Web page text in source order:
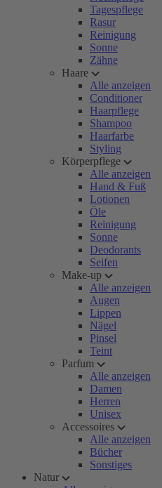
Tagespflege
Rasur
Reinigung
Sonne
Zähne
Haare
Alle anzeigen
Conditioner
Haarpflege
Shampoo
Haarfarbe
Styling
Körperpflege
Alle anzeigen
Hand & Fuß
Lotionen
Öle
Reinigung
Sonne
Deodorants
Seifen
Make-up
Alle anzeigen
Augen
Lippen
Nägel
Pinsel
Teint
Parfum
Alle anzeigen
Damen
Herren
Unisex
Accessoires
Alle anzeigen
Bücher
Sonstiges
Natur